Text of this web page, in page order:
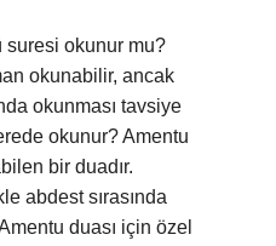
suresi okunur mu?
okunabilir, ancak
okunması tavsiye
okunur? Amentu
bir duadır.
abdest sırasında
duası için özel